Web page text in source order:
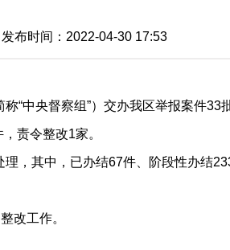
时间：2022-04-30 17:53
“中央督察组”）交办我区举报案件
责令整改1家。
，其中，已办结67件、阶段性办结
改工作。